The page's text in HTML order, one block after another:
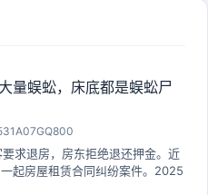
量蜈蚣，床底都是蜈蚣尸
求退房，房东拒绝退还押金。近
起房屋租赁合同纠纷案件。2025